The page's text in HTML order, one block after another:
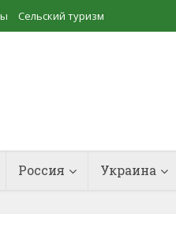
Сельский туризм
Россия Украина